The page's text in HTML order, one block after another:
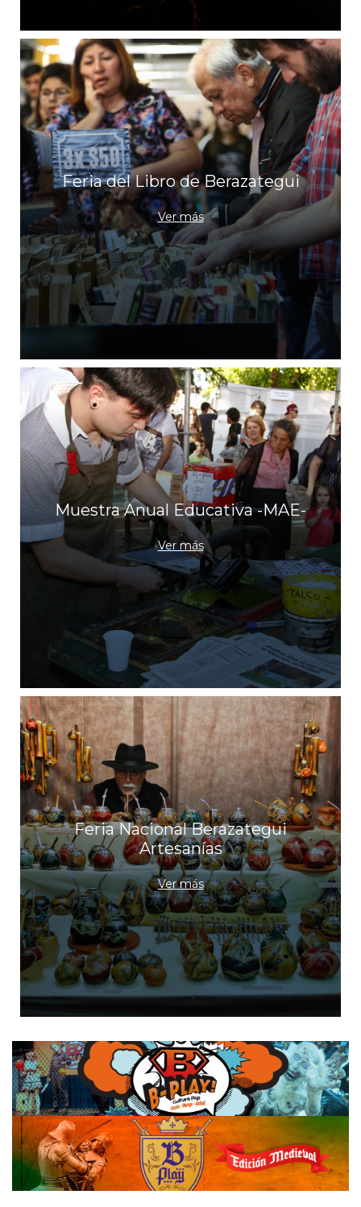
Feria del Libro de Berazategui
Ver más
Muestra Anual Educativa -MAE-
Ver más
Feria Nacional Berazategui
Artesanías
Ver más